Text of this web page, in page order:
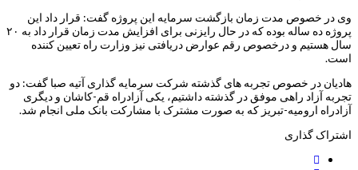
وی در خصوص مدت زمان بازگشت سرمایه این پروژه گفت: قرار داد این
پروژه ده ساله بوده که در حال رایزنی برای افزایش مدت زمان قرار داد به ۲۰
سال هستیم و د‌رخصوص رقم عوارض دریافتی نیز وزارت راه تعیین کننده
است.
هادیان در خصوص تجربه های گذشته شرکت سرمایه گذاری آتیه صبا گفت: دو
تجربه آزاد راهی موفق در گذشته داشتیم‌، یکی آزادراه قم-کاشان و دیگری
آزادراه ارومیه-تبریز که به صورت مشترک با مشارکت بانک ملی انجام شد.
اشتراک گذاری